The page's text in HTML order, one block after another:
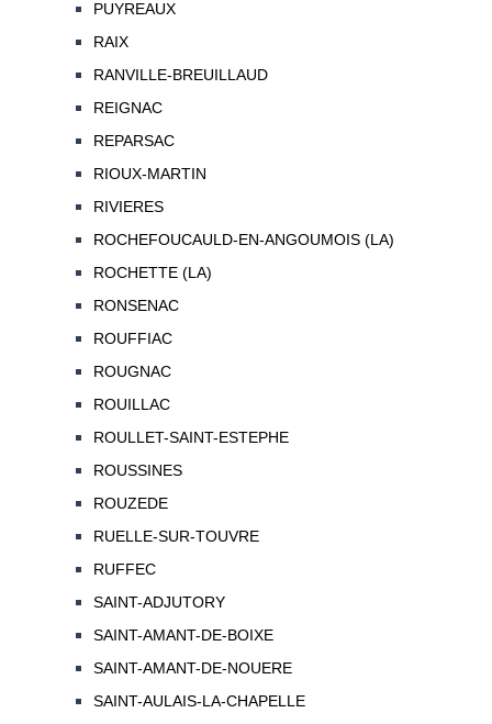
PUYREAUX
RAIX
RANVILLE-BREUILLAUD
REIGNAC
REPARSAC
RIOUX-MARTIN
RIVIERES
ROCHEFOUCAULD-EN-ANGOUMOIS (LA)
ROCHETTE (LA)
RONSENAC
ROUFFIAC
ROUGNAC
ROUILLAC
ROULLET-SAINT-ESTEPHE
ROUSSINES
ROUZEDE
RUELLE-SUR-TOUVRE
RUFFEC
SAINT-ADJUTORY
SAINT-AMANT-DE-BOIXE
SAINT-AMANT-DE-NOUERE
SAINT-AULAIS-LA-CHAPELLE